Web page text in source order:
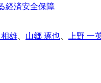
経済安全保障
雄 山郷 琢也 上野 一